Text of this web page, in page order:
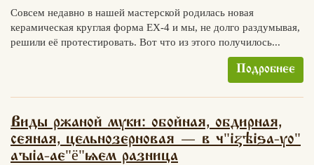
Совсем недавно в нашей мастерской родилась новая
керамическая круглая форма ЕХ-4 и мы, не долго раздумывая,
решили её протестировать. Вот что из этого получилось...
Подробнее
Виды ржаной муки: обойная, обдирная,
сеяная, цельнозерновая — в ч"izhitsa-yo"
aria-label="ё">ем разница